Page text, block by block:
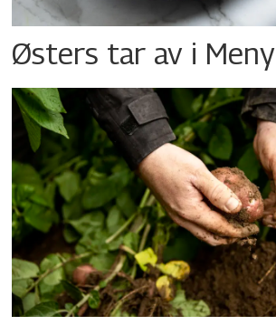
Østers tar av i Meny